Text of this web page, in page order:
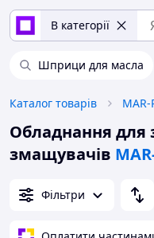
В категорії
Шприци для масла
Каталог товарів MAR-
Обладнання для
змащувачів
Фільтри